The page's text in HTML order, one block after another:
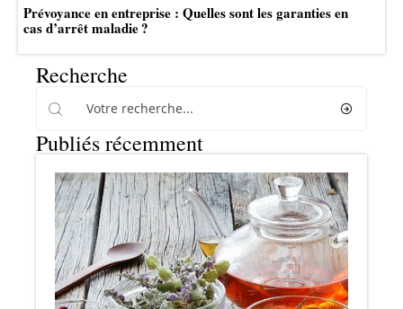
Prévoyance en entreprise : Quelles sont les garanties en
cas d’arrêt maladie ?
Recherche
Publiés récemment